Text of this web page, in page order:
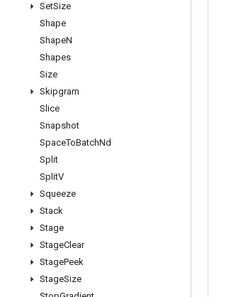
SetSize
Shape
ShapeN
Shapes
Size
Skipgram
Slice
Snapshot
SpaceToBatchNd
Split
SplitV
Squeeze
Stack
Stage
StageClear
StagePeek
StageSize